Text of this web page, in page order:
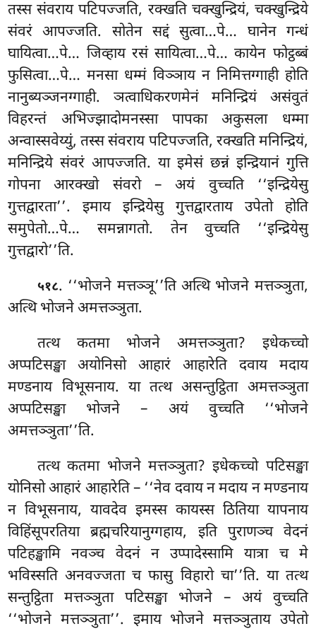
तस्स संवराय पटिपज्जति, रक्खति चक्खुन्द्रियं, चक्खुन्द्रिये
संवरं आपज्जति. सोतेन सद्दं सुत्वा…पे… घानेन गन्धं
घायित्वा…पे… जिव्हाय रसं सायित्वा…पे… कायेन फोट्ठब्बं
फुसित्वा…पे… मनसा धम्मं विञ्ञाय न निमित्तग्गाही होति
नानुब्यञ्जनग्गाही. ञत्वाधिकरणमेनं मनिन्द्रियं असंवुतं
विहरन्तं अभिज्झादोमनस्सा पापका अकुसला धम्मा
अन्वास्सवेय्युं, तस्स संवराय पटिपज्जति, रक्खति मनिन्द्रियं,
मनिन्द्रिये संवरं आपज्जति. या इमेसं छन्नं इन्द्रियानं गुत्ति
गोपना आरक्खो संवरो – अयं वुच्चति ‘‘इन्द्रियेसु
गुत्तद्वारता’’. इमाय इन्द्रियेसु गुत्तद्वारताय उपेतो होति
समुपेतो…पे… समन्नागतो. तेन वुच्चति ‘‘इन्द्रियेसु
गुत्तद्वारो’’ति.
५१८. ‘‘भोजने मत्तञ्ञू’’ति अत्थि भोजने मत्तञ्ञुता,
अत्थि भोजने अमत्तञ्ञुता.
तत्थ कतमा भोजने अमत्तञ्ञुता? इधेकच्चो
अप्पटिसङ्खा अयोनिसो आहारं आहारेति दवाय मदाय
मण्डनाय विभूसनाय. या तत्थ असन्तुट्ठिता अमत्तञ्ञुता
अप्पटिसङ्खा भोजने – अयं वुच्चति ‘‘भोजने
अमत्तञ्ञुता’’ति.
तत्थकतमा भोजने मत्तञ्ञुता? इधेकच्चो पटिसङ्खा
योनिसो आहारं आहारेति – ‘‘नेव दवाय न मदाय न मण्डनाय
न विभूसनाय, यावदेव इमस्स कायस्स ठितिया यापनाय
विहिंसूपरतिया ब्रह्मचरियानुग्गहाय, इति पुराणञ्च वेदनं
पटिहङ्खामि नवञ्च वेदनं न उप्पादेस्सामि यात्रा च मे
भविस्सति अनवज्जता च फासु विहारो चा’’ति. या तत्थ
सन्तुट्ठिता मत्तञ्ञुता पटिसङ्खा भोजने – अयं वुच्चति
‘‘भोजने मत्तञ्ञुता’’. इमाय भोजने मत्तञ्ञुताय उपेतो